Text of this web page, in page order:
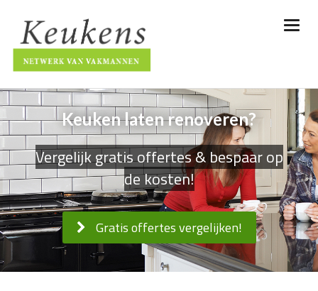
Keuken laten renoveren?
Vergelijk gratis offertes & bespaar op
de kosten!
Gratis offertes vergelijken!